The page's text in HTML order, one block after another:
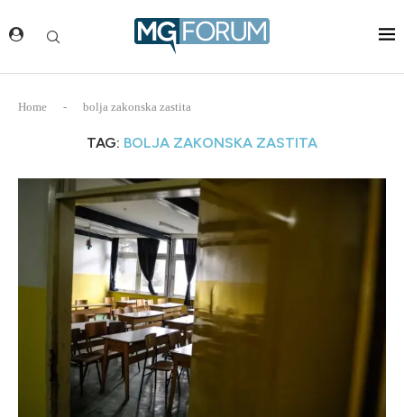
Home - bolja zakonska zastita
TAG: BOLJA ZAKONSKA ZASTITA